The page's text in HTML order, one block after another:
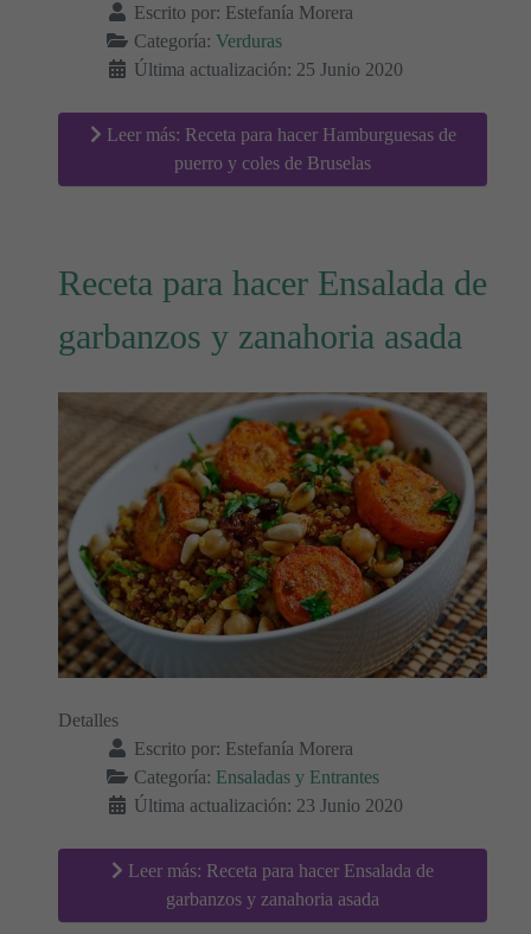
Escrito por: Estefanía Morera
Categoría: Verduras
Última actualización: 25 Junio 2020
Leer más: Receta para hacer Hamburguesas de
puerro y coles de Bruselas
Receta para hacer Ensalada de
garbanzos y zanahoria asada
Detalles
Escrito por: Estefanía Morera
Categoría: Ensaladas y Entrantes
Última actualización: 23 Junio 2020
Leer más: Receta para hacer Ensalada de
garbanzos y zanahoria asada